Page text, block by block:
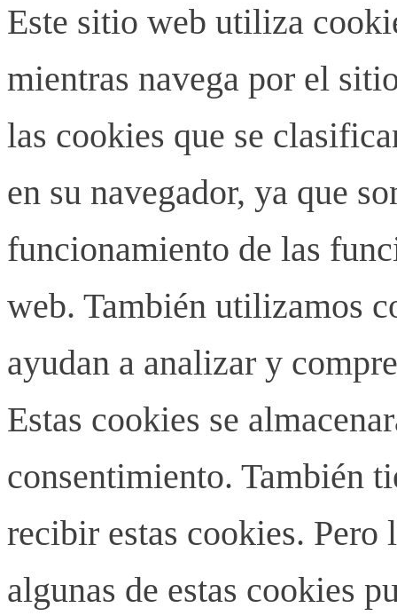
Este sitio web utiliza
mientras navega por el
las cookies que se
en su navegador, ya que
funcionamiento de las
web. También utilizamos
ayudan a analizar y
Estas cookies se
consentimiento. También
recibir estas cookies.
algunas de estas cookies